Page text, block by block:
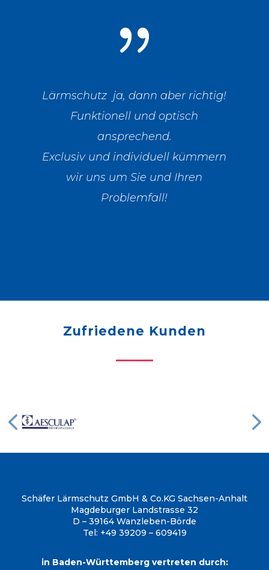
{
Lärmschutz ja, dann aber richtig!
Funktionell und optisch
ansprechend.
Exclusiv und individuell kümmern
wir uns um Sie und Ihren
Problemfall!
Zufriedene Kunden
Schäfer Lärmschutz GmbH & Co.KG Sachsen-Anhalt
Magdeburger Landstrasse 32
D – 39164 Wanzleben-Börde
Tel: +49 39209 – 609419
in Baden-Württemberg vertreten durch: